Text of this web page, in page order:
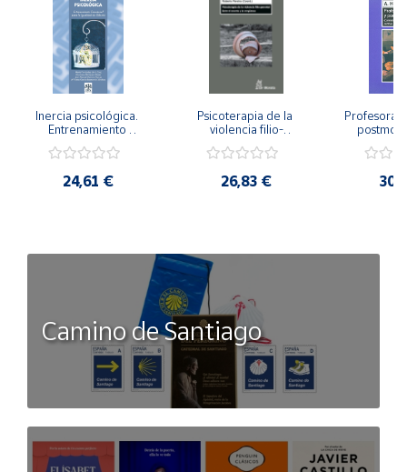
Inercia psicológica.
Entrenamiento
Igualdad de Género.
24,61 €
Psicoterapia de la
violencia filio-
secreto y la
26,83 €
Camino de Santiago